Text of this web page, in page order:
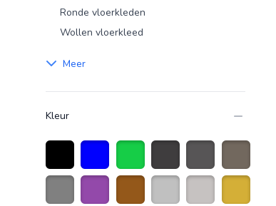
Ronde vloerkleden
Wollen vloerkleed
Meer
Kleur
Zwart Blauw Groen DonkergrijsAntraciet grijs
taupe